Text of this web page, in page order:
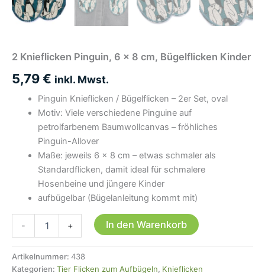
2 Knieflicken Pinguin, 6 x 8 cm, Bügelflicken Kinder
5,79€ inkl. Mwst.
Pinguin Knieflicken / Bügelflicken – 2er Set, oval
Motiv: Viele verschiedene Pinguine auf
petrolfarbenem Baumwollcanvas – fröhliches
Pinguin-Allover
Maße: jeweils 6 × 8 cm – etwas schmaler als
Standardflicken, damit ideal für schmalere
Hosenbeine und jüngere Kinder
aufbügelbar (Bügelanleitung kommt mit)
-
Knieflicken
6
x
+ In den Warenkorb
Artikelnummer: 438
Kategorien: Tier Flicken zum Aufbügeln, Knieflicken